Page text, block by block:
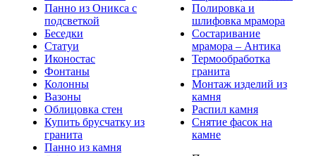
Панно из Оникса с
подсветкой
Беседки
Статуи
Иконостас
Фонтаны
Колонны
Вазоны
Облицовка стен
Купить брусчатку из
гранита
Панно из камня
Полировка и
шлифовка мрамора
Состаривание
мрамора – Антика
Термообработка
гранита
Монтаж изделий из
камня
Распил камня
Снятие фасок на
камне